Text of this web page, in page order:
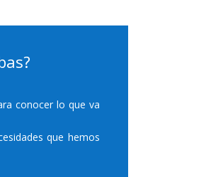
conocer lo que va
que hemos